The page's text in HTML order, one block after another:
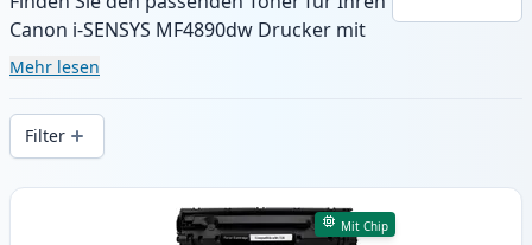
Canon i-SENSYS MF4890dw Drucker mit
unserer Auswahl an kompatiblen und XL-
gleichbleibender Druckqualität und
schnellem Versand aus lokalem Lager in .
Mehr lesen
Filter
Produkte
Mit Chip